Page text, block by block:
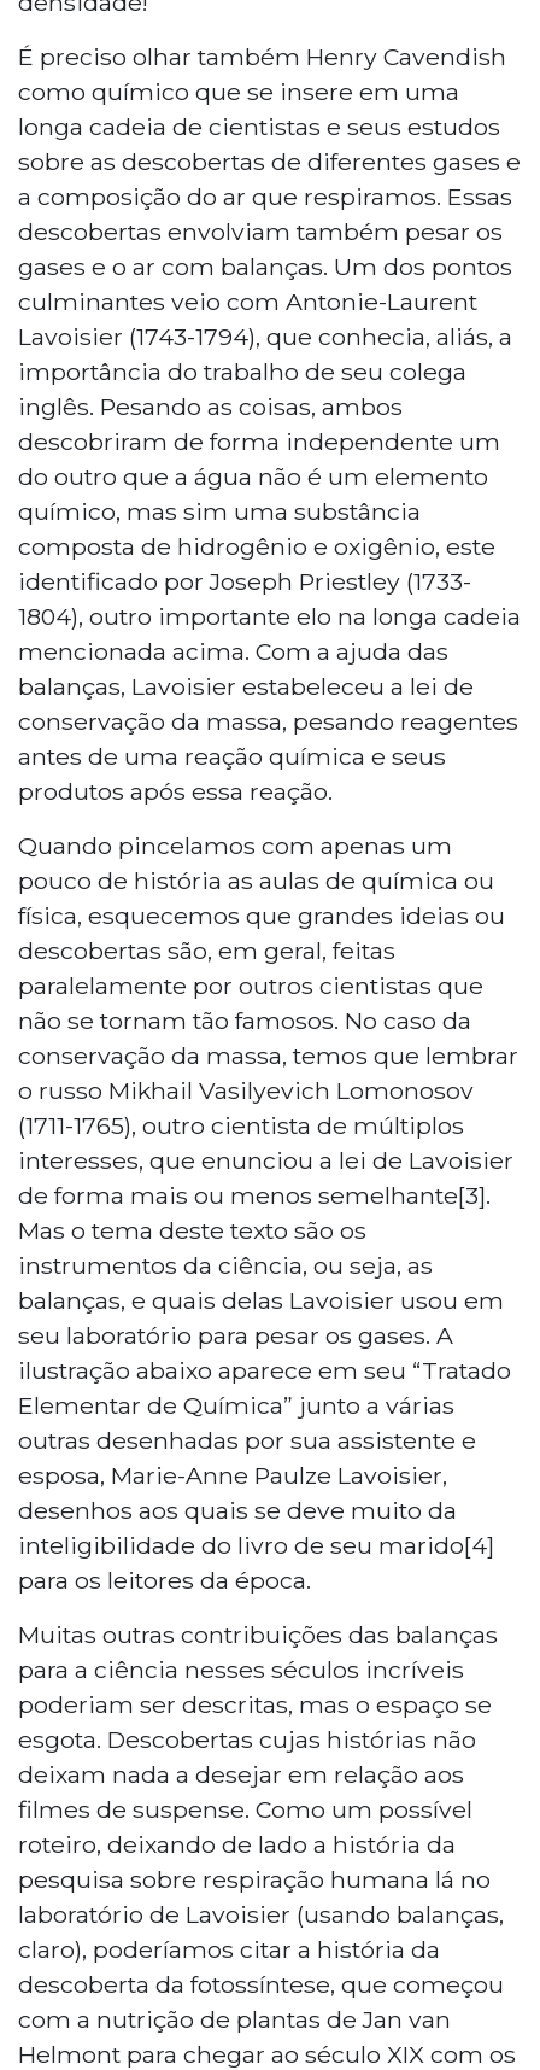
É preciso olhar também Henry Cavendish
como químico que se insere em uma
longa cadeia de cientistas e seus estudos
sobre as descobertas de diferentes gases e
a composição do ar que respiramos. Essas
descobertas envolviam também pesar os
gases e o ar com balanças. Um dos pontos
culminantes veio com Antonie-Laurent
Lavoisier (1743-1794), que conhecia, aliás, a
importância do trabalho de seu colega
inglês. Pesando as coisas, ambos
descobriram de forma independente um
do outro que a água não é um elemento
químico, mas sim uma substância
composta de hidrogênio e oxigênio, este
identificado por Joseph Priestley (1733-
1804), outro importante elo na longa cadeia
mencionada acima. Com a ajuda das
balanças, Lavoisier estabeleceu a lei de
conservação da massa, pesando reagentes
antes de uma reação química e seus
produtos após essa reação.
Quando pincelamos com apenas um
pouco de história as aulas de química ou
física, esquecemos que grandes ideias ou
descobertas são, em geral, feitas
paralelamente por outros cientistas que
não se tornam tão famosos. No caso da
conservação da massa, temos que lembrar
o russo Mikhail Vasilyevich Lomonosov
(1711-1765), outro cientista de múltiplos
interesses, que enunciou a lei de Lavoisier
de forma mais ou menos semelhante[3].
Mas o tema deste texto são os
instrumentos da ciência, ou seja, as
balanças, e quais delas Lavoisier usou em
seu laboratório para pesar os gases. A
ilustração abaixo aparece em seu “Tratado
Elementar de Química” junto a várias
outras desenhadas por sua assistente e
esposa, Marie-Anne Paulze Lavoisier,
desenhos aos quais se deve muito da
inteligibilidade do livro de seu marido[4]
para os leitores da época.
Muitas outras contribuições das balanças
para a ciência nesses séculos incríveis
poderiam ser descritas, mas o espaço se
esgota. Descobertas cujas histórias não
deixam nada a desejar em relação aos
filmes de suspense. Como um possível
roteiro, deixando de lado a história da
pesquisa sobre respiração humana lá no
laboratório de Lavoisier (usando balanças,
claro), poderíamos citar a história da
descoberta da fotossíntese, que começou
com a nutrição de plantas de Jan van
Helmont para chegar ao século XIX com os